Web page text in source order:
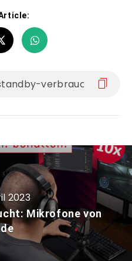
2023
Mikrofone von